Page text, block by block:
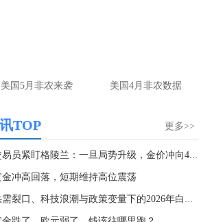
文婷：
指导， 关注老师财经号主页：
mp.cnfol.com/user/58676
名网友-中金在线手机网：止损多少 老师
文婷：
7美金
美国5月非农来袭 美国4月非农数据
更多>>
TOP
交易员紧盯格陵兰：一旦局势升级，金价冲向4530...
金冲高回落，短期维持高位震荡
供需裂口、科技浪潮与政策变量下的2026年白银展...